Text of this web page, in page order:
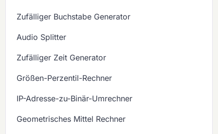
Zufälliger Buchstabe Generator
Audio Splitter
Zufälliger Zeit Generator
Größen-Perzentil-Rechner
IP-Adresse-zu-Binär-Umrechner
Geometrisches Mittel Rechner